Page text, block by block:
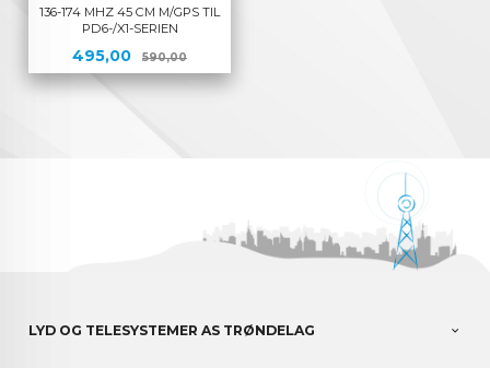
136-174 MHZ 45 CM M/GPS TIL
PD6-/X1-SERIEN
Tilbud
495,00 590,00Rabatt
LYD OG TELESYSTEMER AS TRØNDELAG